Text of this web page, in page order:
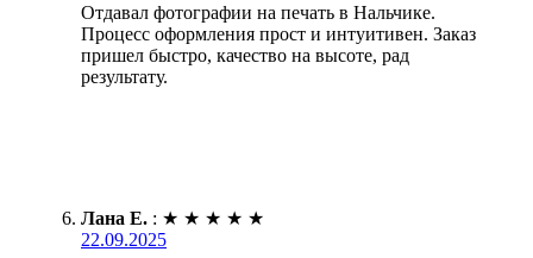
Отдавал фотографии на печать в Нальчике.
Процесс оформления прост и интуитивен. Заказ
пришел быстро, качество на высоте, рад
результату.
Лана Е. : ★ ★ ★ ★ ★
22.09.2025